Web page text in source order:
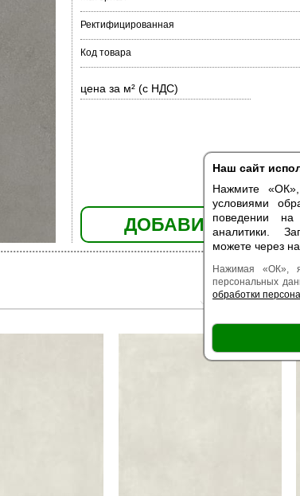
Наш сайт
Нажмите
условиями
поведении
аналитики.
можете через
Нажимая «ОК»,
персональных
обработки
Ректифицированная
Код товара
цена за м² (с НДС)
ДОБАВИТЬ В
Есть образец |